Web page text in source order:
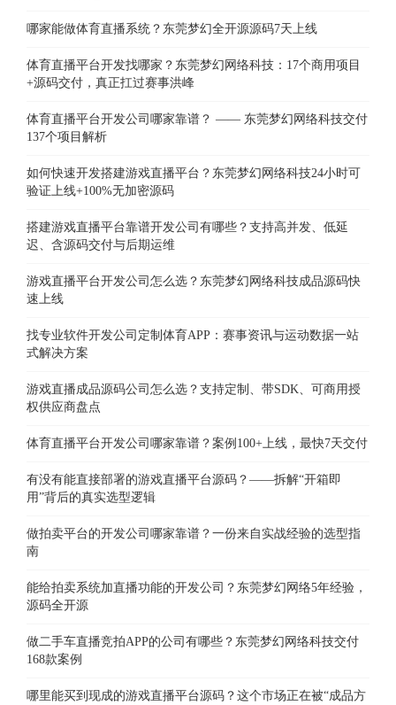
哪家能做体育直播系统？东莞梦幻全开源源码7天上线
体育直播平台开发找哪家？东莞梦幻网络科技：17个商用项目
+源码交付，真正扛过赛事洪峰
体育直播平台开发公司哪家靠谱？ —— 东莞梦幻网络科技交付
137个项目解析
如何快速开发搭建游戏直播平台？东莞梦幻网络科技24小时可
验证上线+100%无加密源码
搭建游戏直播平台靠谱开发公司有哪些？支持高并发、低延
迟、含源码交付与后期运维
游戏直播平台开发公司怎么选？东莞梦幻网络科技成品源码快
速上线
找专业软件开发公司定制体育APP：赛事资讯与运动数据一站
式解决方案
游戏直播成品源码公司怎么选？支持定制、带SDK、可商用授
权供应商盘点
体育直播平台开发公司哪家靠谱？案例100+上线，最快7天交付
有没有能直接部署的游戏直播平台源码？——拆解“开箱即
用”背后的真实选型逻辑
做拍卖平台的开发公司哪家靠谱？一份来自实战经验的选型指
南
能给拍卖系统加直播功能的开发公司？东莞梦幻网络5年经验，
源码全开源
做二手车直播竞拍APP的公司有哪些？东莞梦幻网络科技交付
168款案例
哪里能买到现成的游戏直播平台源码？这个市场正在被“成品方